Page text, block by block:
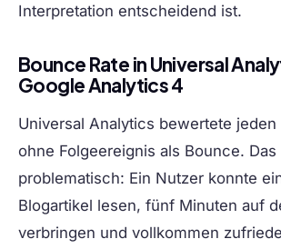
Interpretation entscheidend ist.
Bounce Rate in Universal
Google Analytics 4
Universal Analytics bewertete
ohne Folgeereignis als Bounce. Das
problematisch: Ein Nutzer konnte
Blogartikel lesen, fünf Minuten auf
verbringen und vollkommen